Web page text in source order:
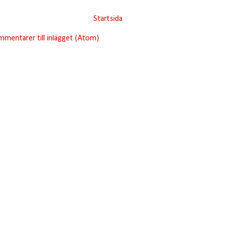
Startsida
till inlägget (Atom)